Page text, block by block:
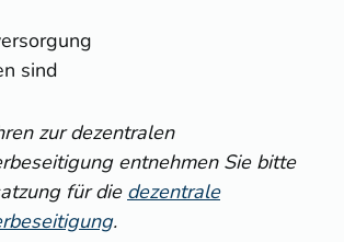
sind
zur dezentralen
entnehmen Sie bitte
für die dezentrale
.